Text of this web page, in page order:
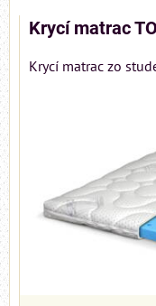
Krycí matrac
Krycí matrac zo